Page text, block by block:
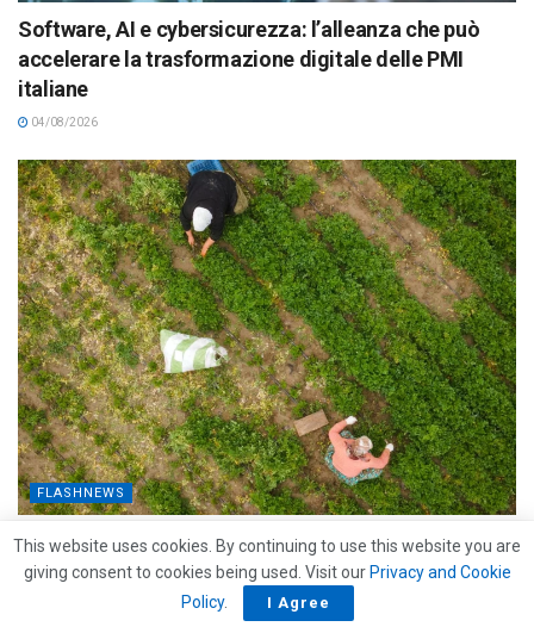
Software, AI e cybersicurezza: l’alleanza che può
accelerare la trasformazione digitale delle PMI
italiane
04/08/2026
FLASHNEWS
Caporalato e caldo estremo: l’estate nei campi è già
un’emergenza
This website uses cookies. By continuing to use this website you are
giving consent to cookies being used. Visit our Privacy and Cookie
Policy. I Agree